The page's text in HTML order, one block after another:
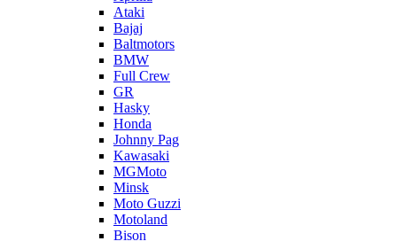
Ataki
Bajaj
Baltmotors
BMW
Full Crew
GR
Hasky
Honda
Johnny Pag
Kawasaki
MGMoto
Minsk
Moto Guzzi
Motoland
Bison